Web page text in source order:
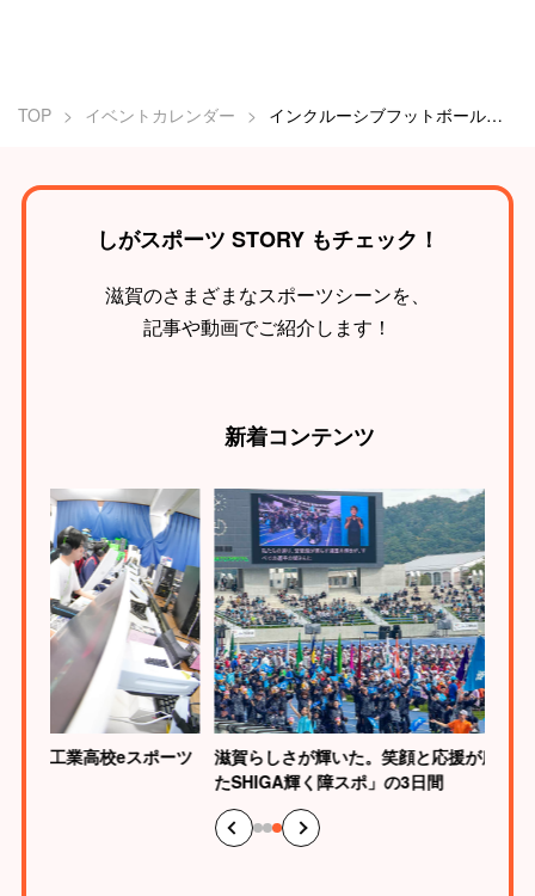
TOP イベントカレンダー インクルーシブフットボールイベント
しがスポーツ STORY もチェック！
滋賀のさまざまなスポーツシーンを、
記事や動画でご紹介します！
新着コンテンツ
eスポーツ
滋賀らしさが輝いた。笑顔と応援が広がった「わ
たSHIGA輝く障スポ」の3日間